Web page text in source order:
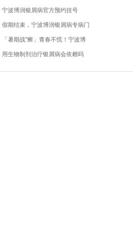
宁波博润银屑病官方预约挂号
假期结束，宁波博润银屑病专病门
「暑期战"癣」青春不慌！宁波博
用生物制剂治疗银屑病会依赖吗